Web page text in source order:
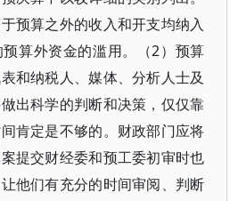
预算之外的收入和开支均纳入
算外资金的滥用。（2）预算
和纳税人、媒体、分析人士及
出科学的判断和决策，仅仅靠
肯定是不够的。财政部门应将
提交财经委和预工委初审时也
他们有充分的时间审阅、判断